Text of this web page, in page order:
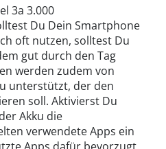
3a 3.000
Du Dein Smartphone
oft nutzen, solltest Du
gut durch den Tag
werden zudem von
unterstützt, der den
soll. Aktivierst Du
Akku die
verwendete Apps ein